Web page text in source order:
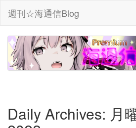
週刊☆海通信Blog
Daily Archives: 月